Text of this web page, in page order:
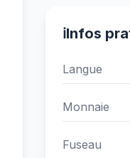
ℹ️Infos
Langue
Monnaie
Fuseau